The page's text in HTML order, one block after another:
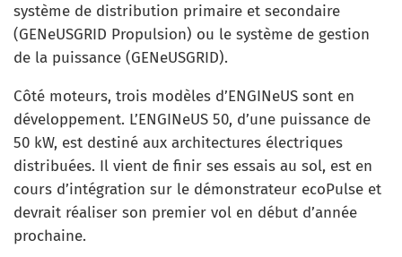
système de distribution primaire et secondaire
(GENeUSGRID Propulsion) ou le système de gestion
de la puissance (GENeUSGRID).
Côté moteurs, trois modèles d’ENGINeUS sont en
développement. L’ENGINeUS 50, d’une puissance de
50 kW, est destiné aux architectures électriques
distribuées. Il vient de finir ses essais au sol, est en
cours d’intégration sur le démonstrateur ecoPulse et
devrait réaliser son premier vol en début d’année
prochaine.